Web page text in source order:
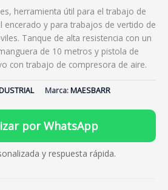
herramienta útil para el trabajo de
encerado y para trabajos de vertido de
Tanque de alta resistencia con un
de 10 metros y pistola de
con trabajo de compresora de aire.
Marca:MAESBARR
por WhatsApp
y respuesta rápida.